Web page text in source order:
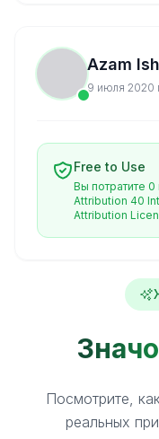
Azam
9 июля 2020
Free to Use
Вы потратите 0
Attribution 40
Attribution
Посмотрите,
реальных